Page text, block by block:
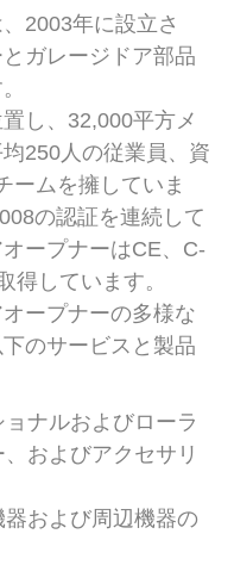
2003年に設立さ
ガレージドア部品
し、32,000平方メ
250人の従業員、資
ームを擁していま
の認証を連続して
ープナーはCE、C-
得しています。
ープナーの多様な
のサービスと製品
ナルおよびローラ
およびアクセサリ
および周辺機器の